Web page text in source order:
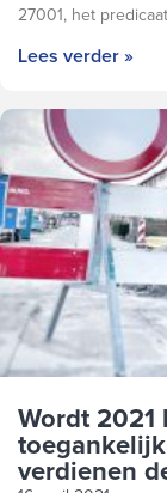
27001, het
Lees verder »
Wordt 2021
verdienen